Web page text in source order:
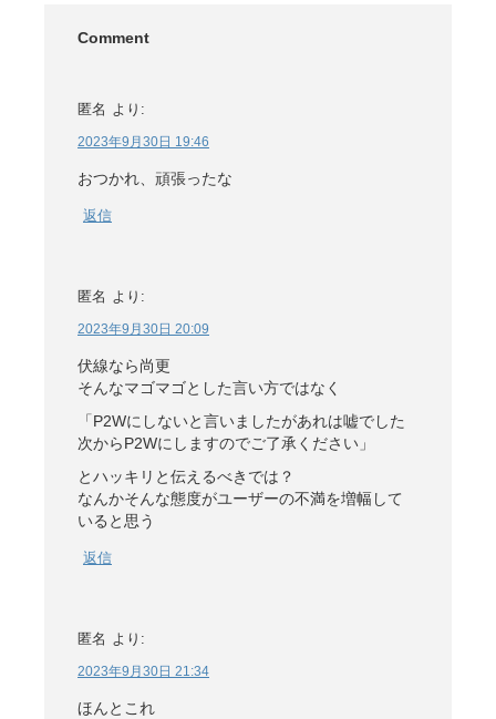
Comment
匿名 より:
2023年9月30日 19:46
おつかれ、頑張ったな
返信
匿名 より:
2023年9月30日 20:09
伏線なら尚更
そんなマゴマゴとした言い方ではなく
「P2Wにしないと言いましたがあれは嘘でした
次からP2Wにしますのでご了承ください」
とハッキリと伝えるべきでは？
なんかそんな態度がユーザーの不満を増幅して
いると思う
返信
匿名 より:
2023年9月30日 21:34
ほんとこれ